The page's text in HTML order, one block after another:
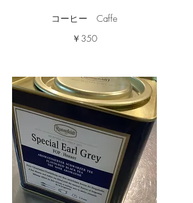
コーヒー Caffe
￥350